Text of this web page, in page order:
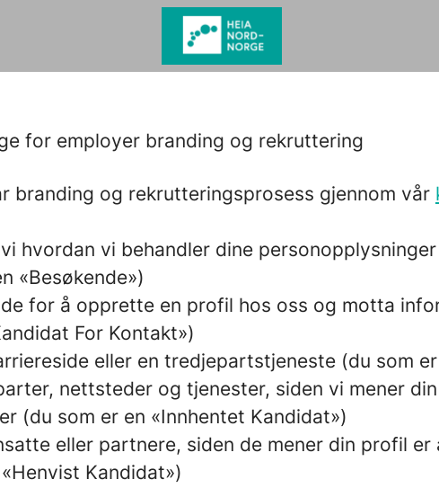
for employer branding og rekruttering
branding og rekrutteringsprosess gjennom vår
hvordan vi behandler dine
«Besøkende»)
for å opprette en profil hos oss og motta
For Kontakt»)
eller en tredjepartstjeneste (du som
nettsteder og tjenester, siden vi mener
(du som er en «Innhentet Kandidat»)
eller partnere, siden de mener din profil
Kandidat»)